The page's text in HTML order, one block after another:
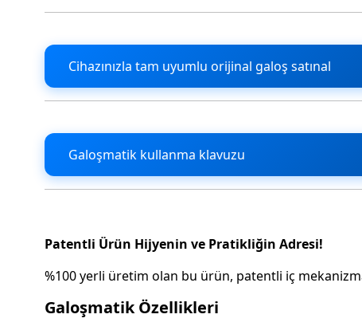
Cihazınızla tam uyumlu orijinal galoş satınal
Galoşmatik kullanma klavuzu
Patentli Ürün Hijyenin ve Pratikliğin Adresi!
%100 yerli üretim olan bu ürün, patentli iç
Galoşmatik Özellikleri